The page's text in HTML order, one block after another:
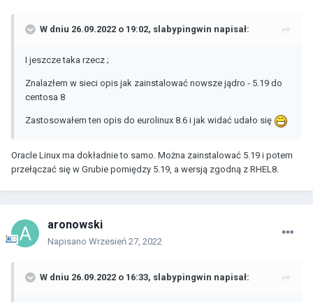
W dniu 26.09.2022 o 19:02, slabypingwin napisał:
I jeszcze taka rzecz ;
Znalazłem w sieci opis jak zainstalować nowsze jądro - 5.19 do
centosa 8
Zastosowałem ten opis do eurolinux 8.6 i jak widać udało się
Oracle Linux ma dokładnie to samo. Można zainstalować 5.19 i potem
przełączać się w Grubie pomiędzy 5.19, a wersją zgodną z RHEL8.
aronowski
Napisano Wrzesień 27, 2022
W dniu 26.09.2022 o 16:33, slabypingwin napisał: